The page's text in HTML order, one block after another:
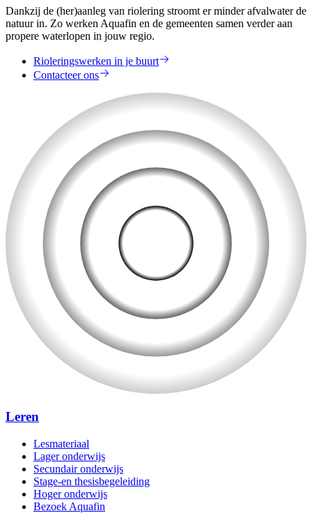
Dankzij de (her)aanleg van riolering stroomt er minder afvalwater de
natuur in. Zo werken Aquafin en de gemeenten samen verder aan
propere waterlopen in jouw regio.
Rioleringswerken in je buurt
Contacteer ons
Leren
Lesmateriaal
Lager onderwijs
Secundair onderwijs
Stage-en thesisbegeleiding
Hoger onderwijs
Bezoek Aquafin